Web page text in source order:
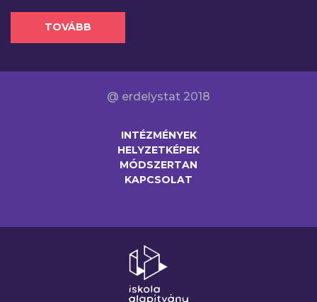
TOVÁBB
@ erdelystat 2018
INTÉZMÉNYEK
HELYZETKÉPEK
MÓDSZERTAN
KAPCSOLAT